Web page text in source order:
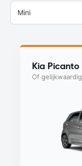
Mini
Kia Picanto
Of gelijkwaardig